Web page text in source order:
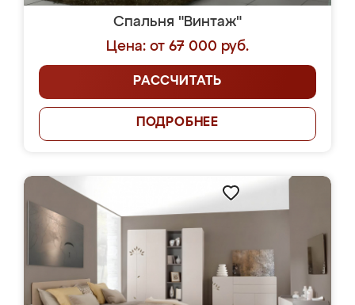
Спальня "Винтаж"
Цена: от 67 000 руб.
РАССЧИТАТЬ
ПОДРОБНЕЕ